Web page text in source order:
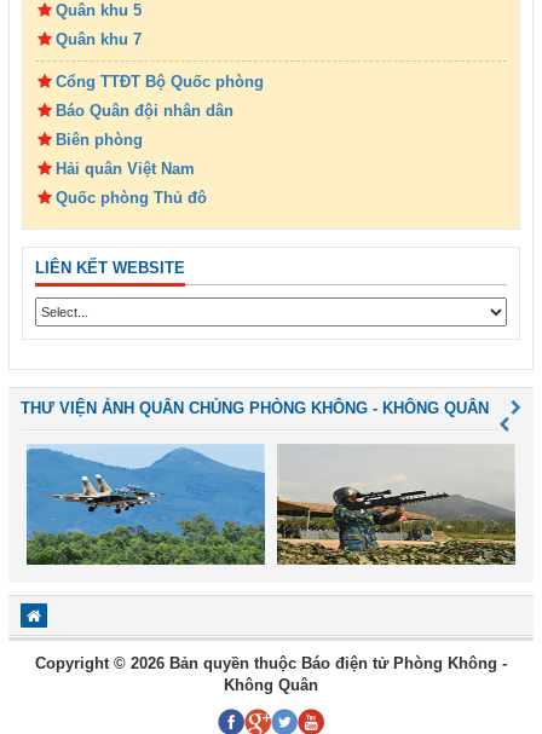
Quân khu 5
Quân khu 7
Cổng TTĐT Bộ Quốc phòng
Báo Quân đội nhân dân
Biên phòng
Hải quân Việt Nam
Quốc phòng Thủ đô
LIÊN KẾT WEBSITE
THƯ VIỆN ẢNH QUÂN CHỦNG PHÒNG KHÔNG - KHÔNG QUÂN
Copyright © 2026 Bản quyền thuộc Báo điện tử Phòng Không -
Không Quân